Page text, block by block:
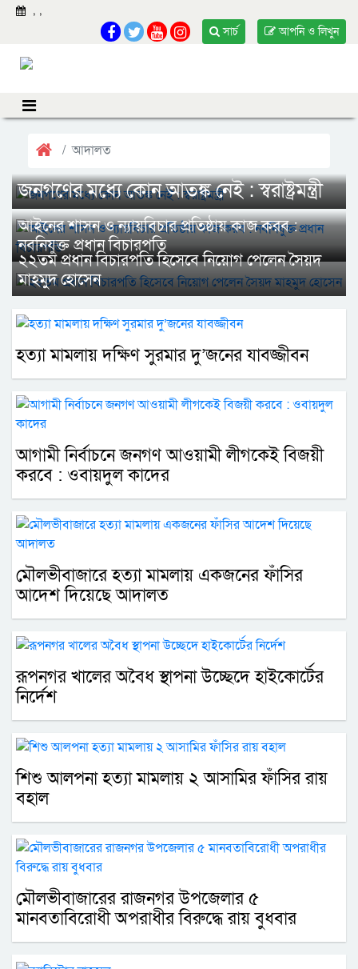
, ,
আপনি ও লিখুন
সার্চ
আদালত
জনগণের মধ্যে কোন আতঙ্ক নেই : স্বরাষ্ট্রমন্ত্রী
আইনের শাসন ও ন্যায়বিচার প্রতিষ্ঠায় কাজ করব :
নবনিযুক্ত প্রধান বিচারপতি
২২তম প্রধান বিচারপতি হিসেবে নিয়োগ পেলেন সৈয়দ
মাহমুদ হোসেন
হত্যা মামলায় দক্ষিণ সুরমার দু’জনের যাবজ্জীবন
আগামী নির্বাচনে জনগণ আওয়ামী লীগকেই বিজয়ী
করবে : ওবায়দুল কাদের
মৌলভীবাজারে হত্যা মামলায় একজনের ফাঁসির
আদেশ দিয়েছে আদালত
রূপনগর খালের অবৈধ স্থাপনা উচ্ছেদে হাইকোর্টের
নির্দেশ
শিশু আলপনা হত্যা মামলায় ২ আসামির ফাঁসির রায়
বহাল
মৌলভীবাজারের রাজনগর উপজেলার ৫
মানবতাবিরোধী অপরাধীর বিরুদ্ধে রায় বুধবার